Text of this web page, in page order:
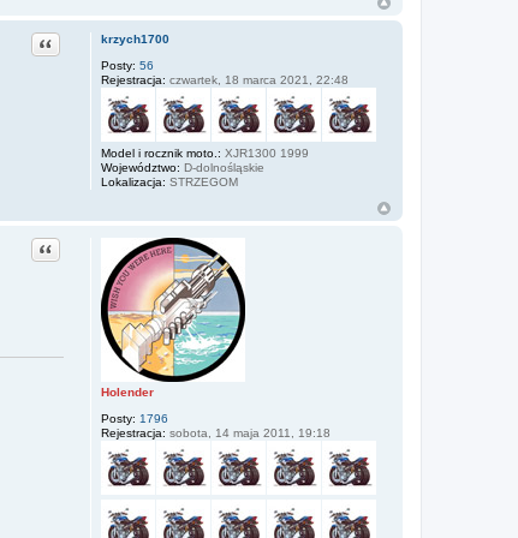
krzych1700
Posty: 56
Rejestracja: czwartek, 18 marca 2021, 22:48
Model i rocznik moto.: XJR1300 1999
Województwo: D-dolnośląskie
Lokalizacja: STRZEGOM
Cytuj
Holender
Posty: 1796
Rejestracja: sobota, 14 maja 2011, 19:18
Cytuj